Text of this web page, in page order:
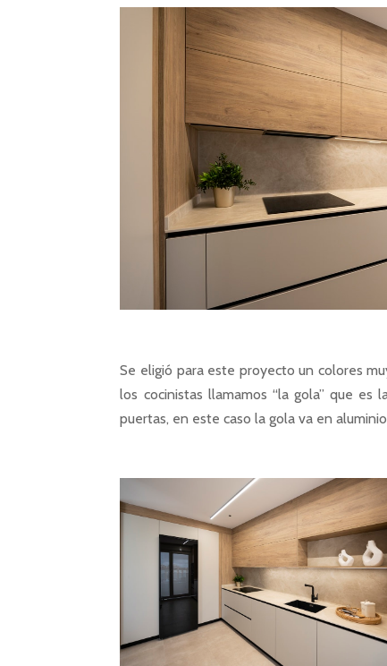
Se eligió para este proyecto un colores
los cocinistas llamamos “la gola” que
puertas, en este caso la gola va en